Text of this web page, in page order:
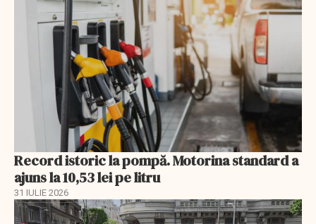
Record istoric la pompă. Motorina standard a
ajuns la 10,53 lei pe litru
31 IULIE 2026